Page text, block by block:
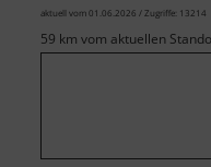
aktuell vom 01.06.2026 / Zugriffe: 13214
59 km vom aktuellen